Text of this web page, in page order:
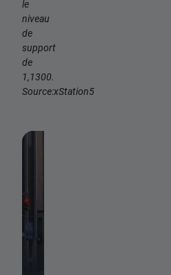
le
niveau
de
support
de
1,1300.
Source:xStation5